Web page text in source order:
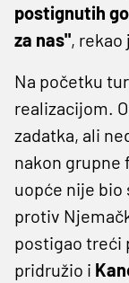
postignutih
za nas", rekao
Na početku
realizacijom.
zadatka, ali
nakon grupne
uopće nije bio
protiv
postigao treći
pridružio i